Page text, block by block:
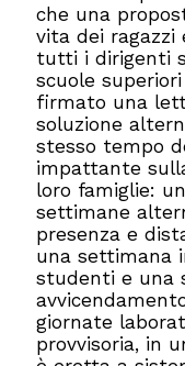
che una
vita dei ragazzi
tutti i dirigenti
scuole
firmato una
soluzione
stesso tempo
impattante
loro famiglie:
settimane
presenza e
una settimana
studenti e una
giornate
provvisoria, in